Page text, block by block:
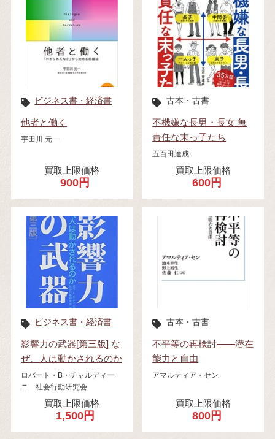
ビジネス書・経済書
他者と働く
宇田川 元一
買取上限価格
900円
古本・古書
不機嫌な長男・長女 無
責任な末っ子たち
五百田達成
買取上限価格
600円
ビジネス書・経済書
影響力の武器[第三版] な
ぜ、人は動かされるのか
ロバート・B・チャルディー
ニ 社会行動研究会
買取上限価格
1,500円
古本・古書
不平等の再検討――潜在
能力と自由
アマルティア・セン
買取上限価格
800円